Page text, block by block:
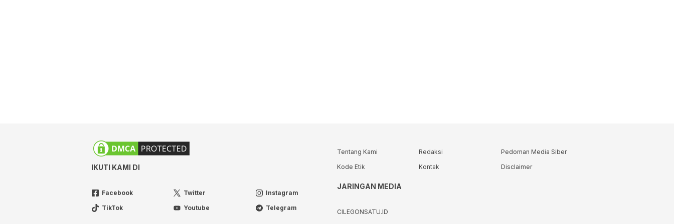
IKUTI KAMI DI
Facebook Twitter
Instagram
TikTok
Youtube Telegram
Tentang Kami Redaksi
Pedoman Media Siber
Kode Etik
Kontak Disclaimer
JARINGAN MEDIA
CILEGONSATU.ID